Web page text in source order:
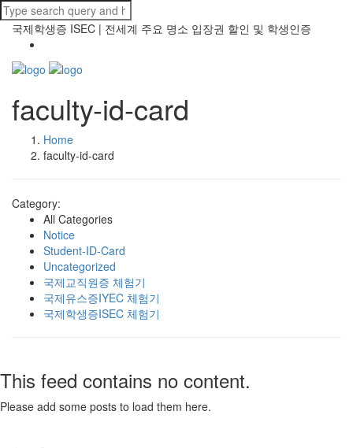
국제학생증 ISEC | 전세계 주요 명소 입장권 할인 및 학생인증
faculty-id-card
Home
faculty-id-card
Category:
All Categories
Notice
Student-ID-Card
Uncategorized
국제교직원증 체험기
국제유스증IYEC 체험기
국제학생증ISEC 체험기
This feed contains no content.
Please add some posts to load them here.